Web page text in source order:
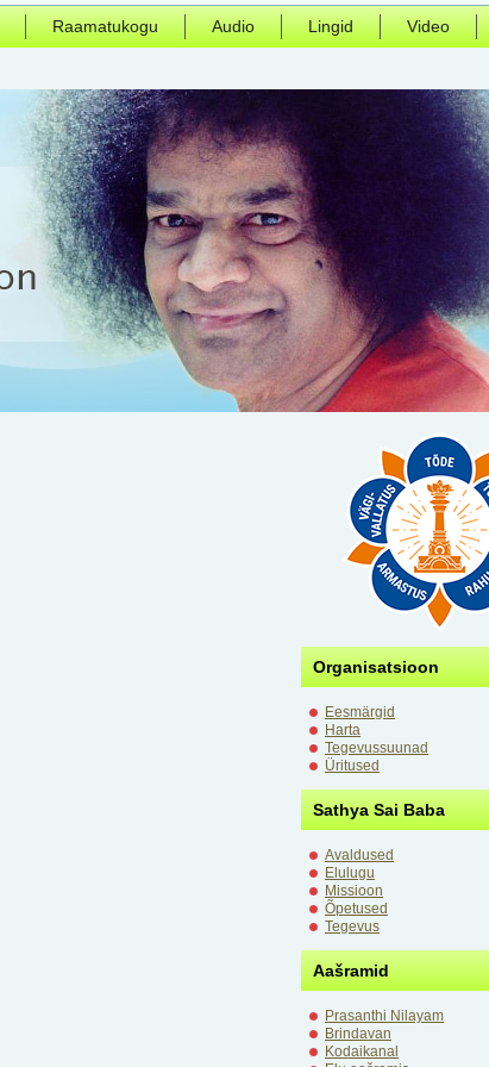
Raamatukogu Audio Lingid Video
Organisatsioon
Eesmärgid
Harta
Tegevussuunad
Üritused
Sathya Sai Baba
Avaldused
Elulugu
Missioon
Õpetused
Tegevus
Aašramid
Prasanthi Nilayam
Brindavan
Kodaikanal